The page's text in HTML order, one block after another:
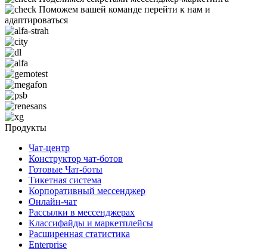
Поможем вашей команде перейти к нам и
адаптироваться
Продукты
Чат-центр
Конструктор чат-ботов
Готовые Чат-боты
Тикетная система
Корпоративный мессенджер
Онлайн-чат
Рассылки в мессенджерах
Классифайды и маркетплейсы
Расширенная статистика
Enterprise